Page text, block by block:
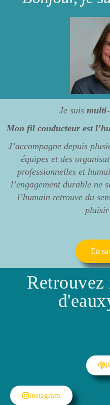
Je suis multi-
Mon fil conducteur est
J’accompagne depuis
équipes et des
professionnelles et
l’engagement durable ne
l’humain retrouve du
En
Instagram